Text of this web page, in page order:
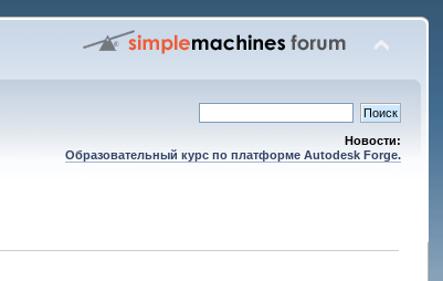
Новости:
Образовательный курс по платформе Autodesk Forge.